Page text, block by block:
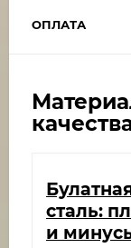
ОПЛАТА
сталь:
и